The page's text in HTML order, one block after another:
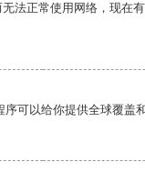
法正常使用网络，现在
可以给你提供全球覆盖